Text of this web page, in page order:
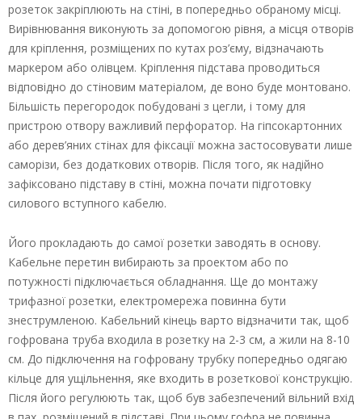
розеток закріплюють на стіні, в попередньо обраному місці.
Вирівнювання виконують за допомогою рівня, а місця отворів
для кріплення, розміщених по кутах роз’єму, відзначають
маркером або олівцем. Кріплення підстава проводиться
відповідно до стіновим матеріалом, де воно буде монтовано.
Більшість перегородок побудовані з цегли, і тому для
пристрою отвору важливий перфоратор. На гіпсокартонних
або дерев’яних стінах для фіксації можна застосовувати лише
саморізи, без додаткових отворів. Після того, як надійно
зафіксовано підставу в стіні, можна почати підготовку
силового вступного кабелю.
Його прокладають до самої розетки заводять в основу.
Кабельне перетин вибирають за проектом або по
потужності підключається обладнання. Ще до монтажу
трифазної розетки, електромережа повинна бути
знеструмленою. Кабельний кінець варто відзначити так, щоб
гофрована труба входила в розетку на 2-3 см, а жили на 8-10
см. До підключення на гофровану трубку попередньо одягаю
кільце для ущільнення, яке входить в розеткової конструкцію.
Після його регулюють так, щоб був забезпечений вільний вхід